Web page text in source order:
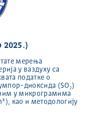
2025.)
мерења
у ваздуху са
податке о
диоксида (SO₂)
у микрограмима
као и методологију